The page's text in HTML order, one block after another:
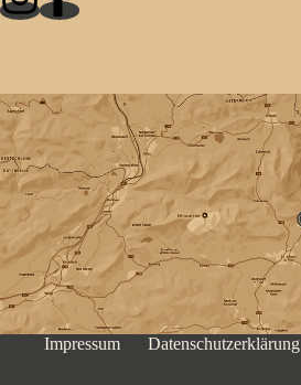
Impressum Datenschutzerklärung